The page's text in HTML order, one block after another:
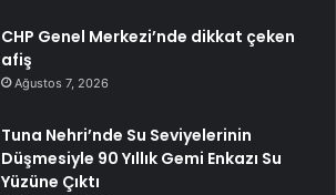
CHP Genel Merkezi’nde dikkat çeken
afiş
Ağustos 7, 2026
Tuna Nehri’nde Su Seviyelerinin
Düşmesiyle 90 Yıllık Gemi Enkazı Su
Yüzüne Çıktı